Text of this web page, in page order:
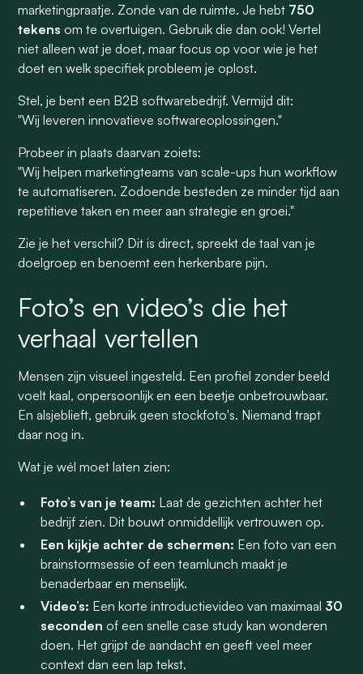
marketingpraatje. Zonde van de ruimte. Je hebt 750
tekens om te overtuigen. Gebruik die dan ook! Vertel
niet alleenwat je doet, maar focus opvoor wie je het
doet en welk specifiek probleem je oplost.
Stel, je bent een B2B softwarebedrijf. Vermijd dit:
"Wij leveren innovatieve softwareoplossingen."
Probeer in plaats daarvan zoiets:
"Wij helpen marketingteams van scale-ups hun workflow
te automatiseren. Zodoende besteden ze minder tijd aan
repetitieve taken en meer aan strategie en groei."
Zie je het verschil? Dit is direct, spreekt de taal van je
doelgroep en benoemt een herkenbare pijn.
Foto’s en video’s die het
verhaal vertellen
Mensen zijn visueel ingesteld. Een profiel zonder beeld
voelt kaal, onpersoonlijk en een beetje onbetrouwbaar.
En alsjeblieft, gebruik geen stockfoto's. Niemand trapt
daar nog in.
Wat je wél moet laten zien:
Foto’s van je team: Laat de gezichten achter het
bedrijf zien. Dit bouwt onmiddellijk vertrouwen op.
Een kijkje achter de schermen: Een foto van een
brainstormsessie of een teamlunch maakt je
benaderbaar en menselijk.
Video’s: Een korte introductievideo van maximaal 30
seconden of een snelle case study kan wonderen
doen. Het grijpt de aandacht en geeft veel meer
context dan een lap tekst.